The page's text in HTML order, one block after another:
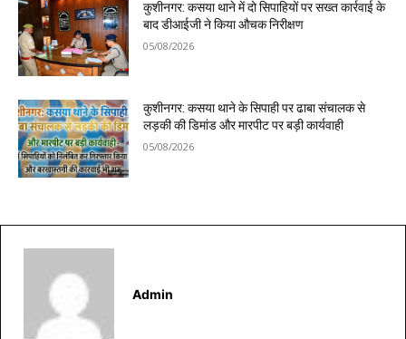
कुशीनगर: कसया थाने में दो सिपाहियों पर सख्त कार्रवाई के
बाद डीआईजी ने किया औचक निरीक्षण
05/08/2026
कुशीनगर: कसया थाने के सिपाही पर ढाबा संचालक से
लड़की की डिमांड और मारपीट पर बड़ी कार्यवाही
05/08/2026
Admin